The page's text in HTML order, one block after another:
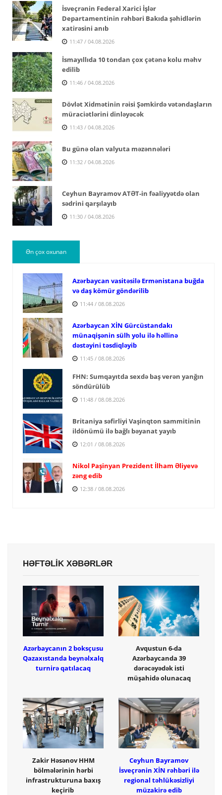
İsveçrənin Federal Xarici İşlər
Departamentinin rəhbəri Bakıda şəhidlərin
xatirəsini anıb
11:47 / 04.08.2026
İsmayıllıda 10 tondan çox çətənə kolu məhv
edilib
11:46 / 04.08.2026
Dövlət Xidmətinin rəisi Şəmkirdə vətəndaşların
müraciətlərini dinləyəcək
11:43 / 04.08.2026
Bu günə olan valyuta məzənnələri
11:32 / 04.08.2026
Ceyhun Bayramov ATƏT-in fəaliyyətdə olan
sədrini qarşılayıb
11:30 / 04.08.2026
Ən çox oxunan
Azərbaycan vasitəsilə Ermənistana buğda
və daş kömür göndərilib
11:44 / 08.08.2026
Azərbaycan XİN Gürcüstandakı
münaqişənin sülh yolu ilə həllinə
dəstəyini təsdiqləyib
11:45 / 08.08.2026
FHN: Sumqayıtda sexdə baş verən yanğın
söndürülüb
11:48 / 08.08.2026
Britaniya səfirliyi Vaşinqton sammitinin
ildönümü ilə bağlı bəyanat yayıb
12:01 / 08.08.2026
Nikol Paşinyan Prezident İlham Əliyevə
zəng edib
12:38 / 08.08.2026
HƏFTƏLİK XƏBƏRLƏR
Azərbaycanın 2 boksçusu
Qazaxıstanda beynəlxalq
turnirə qatılacaq
Avqustun 6-da
Azərbaycanda 39
dərəcəyədək isti
müşahidə olunacaq
Zakir Həsənov HHM
bölmələrinin hərbi
infrastrukturuna baxış
keçirib
Ceyhun Bayramov
İsveçrənin XİN rəhbəri ilə
regional təhlükəsizliyi
müzakirə edib